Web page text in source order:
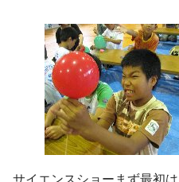
サイエンスショーまず最初